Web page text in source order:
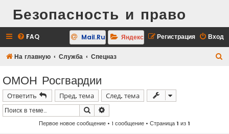
Безопасность и право
FAQ Вход
Регистрация
Mail.Ru Яндекс
На главную Служба Спецназ
ОМОН Росгвардии
Ответить Пред. тема
След. тема
Поиск
Первое новое сообщение • 1 сообщение • Страница1 из1